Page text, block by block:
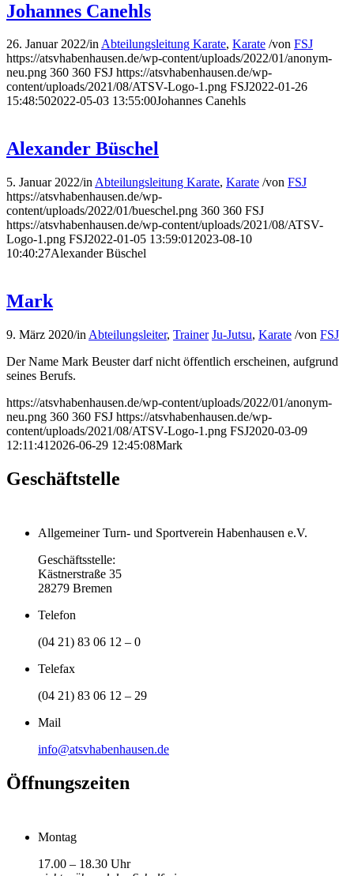
Johannes Canehls
26. Januar 2022/inAbteilungsleitung Karate, Karate /von FSJ
https://atsvhabenhausen.de/wp-content/uploads/2022/01/anonym-
neu.png 360 360 FSJ https://atsvhabenhausen.de/wp-
content/uploads/2021/08/ATSV-Logo-1.png FSJ2022-01-26
15:48:502022-05-03 13:55:00Johannes Canehls
Alexander Büschel
5. Januar 2022/in Abteilungsleitung Karate, Karate /von FSJ
https://atsvhabenhausen.de/wp-
content/uploads/2022/01/bueschel.png 360 360 FSJ
https://atsvhabenhausen.de/wp-content/uploads/2021/08/ATSV-
Logo-1.png FSJ2022-01-05 13:59:01 2023-08-10
10:40:27Alexander Büschel
Mark
9. März 2020/in Abteilungsleiter, Trainer Ju-Jutsu, Karate /von FSJ
Der Name Mark Beuster darf nicht öffentlich erscheinen, aufgrund
seines Berufs.
https://atsvhabenhausen.de/wp-content/uploads/2022/01/anonym-
neu.png 360 360 FSJ https://atsvhabenhausen.de/wp-
content/uploads/2021/08/ATSV-Logo-1.png FSJ2020-03-09
12:11:41 2026-06-29 12:45:08Mark
Geschäftstelle
Allgemeiner Turn- und Sportverein Habenhausen e.V.
Geschäftsstelle:
Kästnerstraße 35
28279 Bremen
Telefon
(04 21) 83 06 12 – 0
Telefax
(04 21) 83 06 12 – 29
Mail
info@atsvhabenhausen.de
Öffnungszeiten
Montag
17.00 – 18.30 Uhr